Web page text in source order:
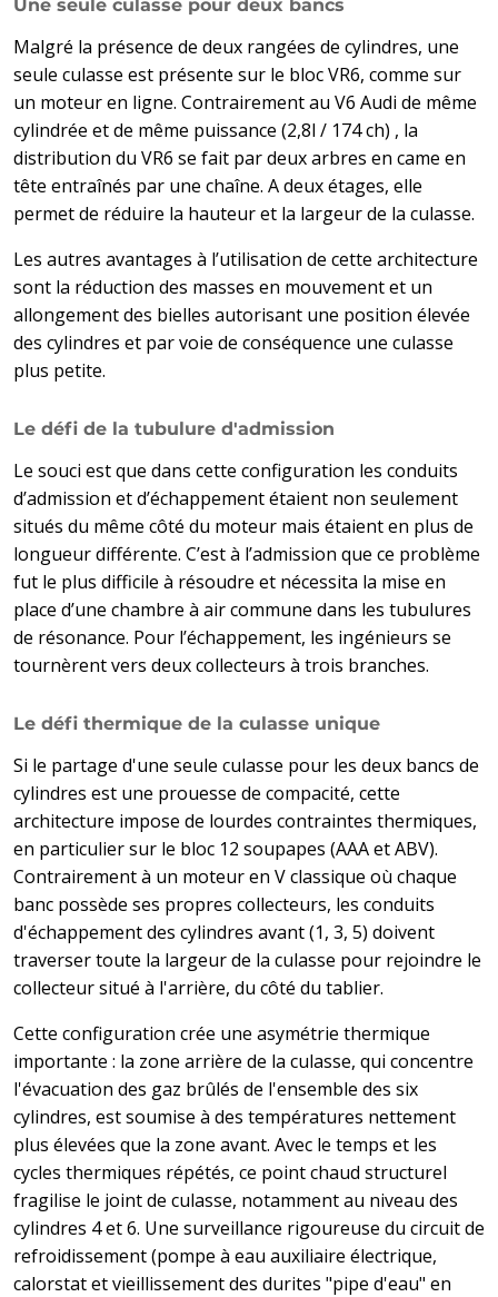
Une seule culasse pour deux bancs
Malgré la présence de deux rangées de cylindres, une
seule culasse est présente sur le bloc VR6, comme sur
un moteur en ligne. Contrairement au V6 Audi de même
cylindrée et de même puissance (2,8l / 174 ch) , la
distribution du VR6 se fait par deux arbres en came en
tête entraînés par une chaîne. A deux étages, elle
permet de réduire la hauteur et la largeur de la culasse.
Les autres avantages à l’utilisation de cette architecture
sont la réduction des masses en mouvement et un
allongement des bielles autorisant une position élevée
des cylindres et par voie de conséquence une culasse
plus petite.
Le défi de la tubulure d'admission
Le souci est que dans cette configuration les conduits
d’admission et d’échappement étaient non seulement
situés du même côté du moteur mais étaient en plus de
longueur différente. C’est à l’admission que ce problème
fut le plus difficile à résoudre et nécessita la mise en
place d’une chambre à air commune dans les tubulures
de résonance. Pour l’échappement, les ingénieurs se
tournèrent vers deux collecteurs à trois branches.
Le défi thermique de la culasse unique
Si le partage d'une seule culasse pour les deux bancs de
cylindres est une prouesse de compacité, cette
architecture impose de lourdes contraintes thermiques,
en particulier sur le bloc 12 soupapes (AAA et ABV).
Contrairement à un moteur en V classique où chaque
banc possède ses propres collecteurs, les conduits
d'échappement des cylindres avant (1, 3, 5) doivent
traverser toute la largeur de la culasse pour rejoindre le
collecteur situé à l'arrière, du côté du tablier.
Cette configuration crée une asymétrie thermique
importante : la zone arrière de la culasse, qui concentre
l'évacuation des gaz brûlés de l'ensemble des six
cylindres, est soumise à des températures nettement
plus élevées que la zone avant. Avec le temps et les
cycles thermiques répétés, ce point chaud structurel
fragilise le joint de culasse, notamment au niveau des
cylindres 4 et 6. Une surveillance rigoureuse du circuit de
refroidissement (pompe à eau auxiliaire électrique,
calorstat et vieillissement des durites "pipe d'eau" en